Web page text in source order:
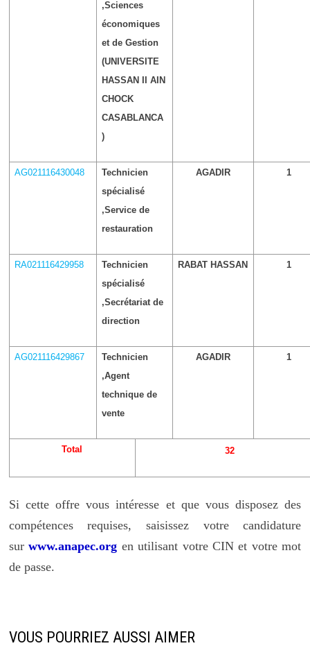
,Sciences
économiques
et de Gestion
(UNIVERSITE
HASSAN II AIN
CHOCK
CASABLANCA
)
AG021116430048
Technicien
spécialisé
,Service de
restauration
AGADIR 1
RA021116429958
Technicien
spécialisé
,Secrétariat de
direction
RABAT HASSAN 1
AG021116429867
Technicien
,Agent
technique de
vente
AGADIR 1
Total 32
Si cette offre vous intéresse et que vous disposez des
compétences requises, saisissez votre candidature
surwww.anapec.org en utilisant votre CIN et votre mot
de passe.
VOUS POURRIEZ AUSSI AIMER